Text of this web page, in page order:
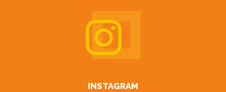
INSTAGRAM